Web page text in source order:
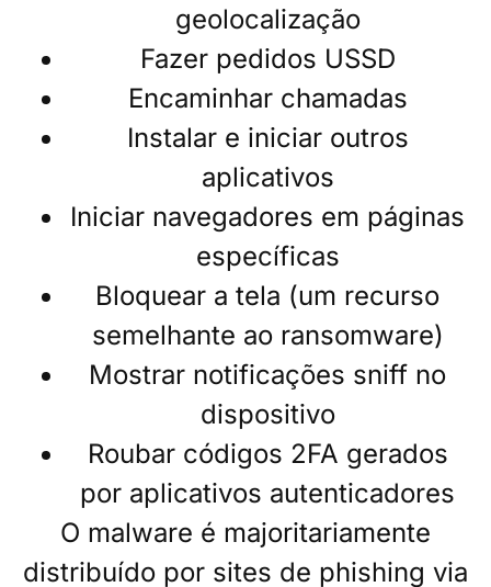
geolocalização
Fazer pedidos USSD
Encaminhar chamadas
Instalar e iniciar outros
aplicativos
Iniciar navegadores em páginas
específicas
Bloquear a tela (um recurso
semelhante ao ransomware)
Mostrar notificações sniff no
dispositivo
Roubar códigos 2FA gerados
por aplicativos autenticadores
O malware é majoritariamente
distribuído por sites de phishing via